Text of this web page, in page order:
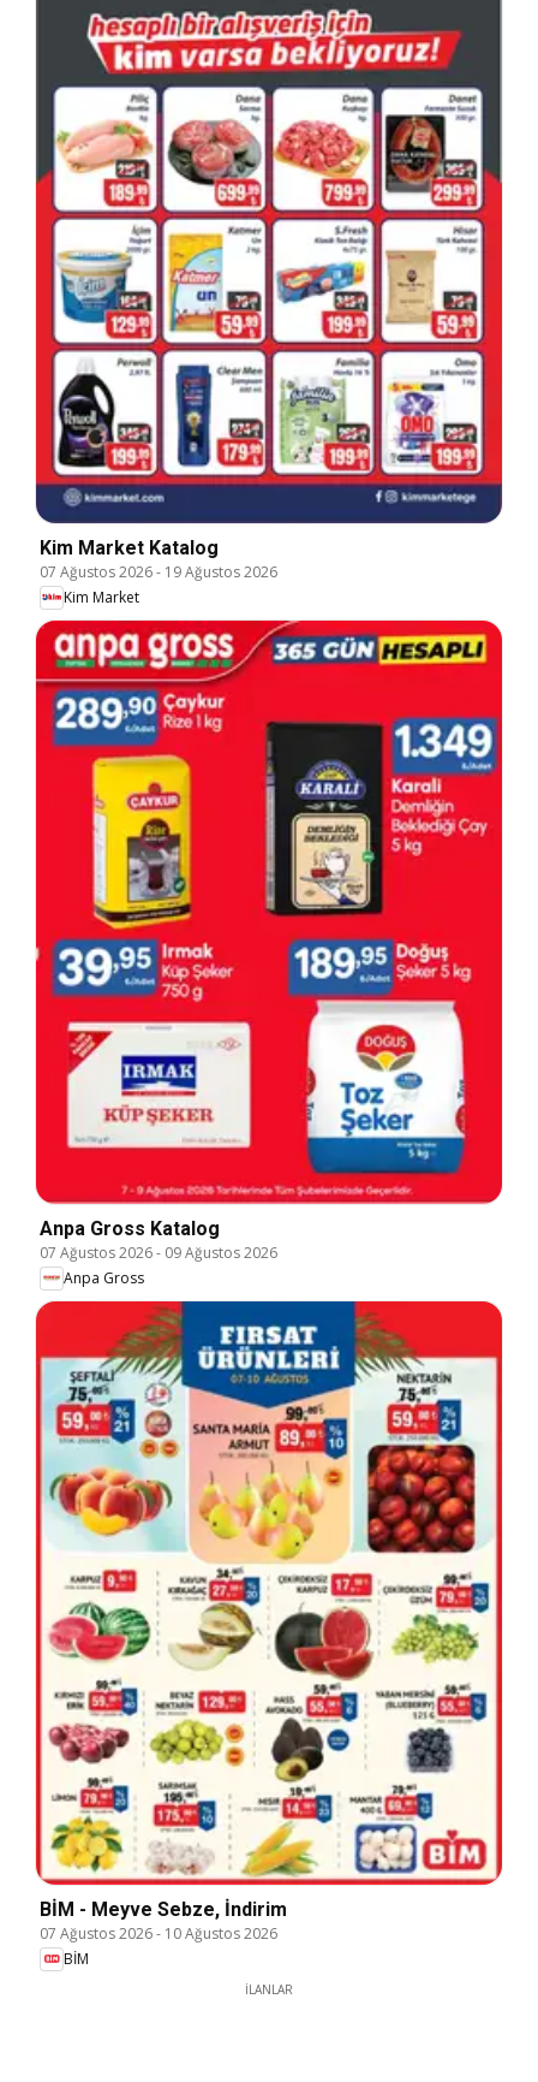
Kim Market Katalog
07 Ağustos 2026- 19 Ağustos 2026
Kim Market
Anpa Gross Katalog
07 Ağustos 2026- 09 Ağustos 2026
Anpa Gross
BİM - Meyve Sebze, İndirim
07 Ağustos 2026- 10 Ağustos 2026
BİM
İLANLAR